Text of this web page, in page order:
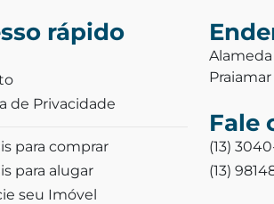
rápido
de Privacidade
para comprar
para alugar
seu Imóvel
Alameda
Fale
(13)
(13)